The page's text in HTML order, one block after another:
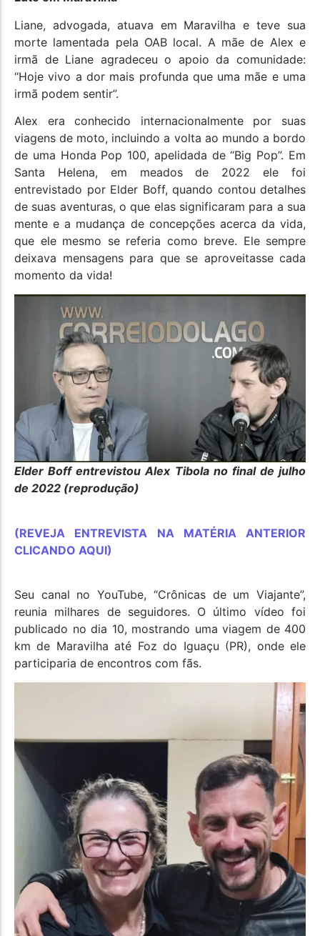
Liane, advogada, atuava em Maravilha e teve sua
morte lamentada pela OAB local. A mãe de Alex e
irmã de Liane agradeceu o apoio da comunidade:
“Hoje vivo a dor mais profunda que uma mãe e uma
irmã podem sentir”.
Alex era conhecido internacionalmente por suas
viagens de moto, incluindo a volta ao mundo a bordo
de uma Honda Pop 100, apelidada de “Big Pop”. Em
Santa Helena, em meados de 2022 ele foi
entrevistado por Elder Boff, quando contou detalhes
de suas aventuras, o que elas significaram para a sua
mente e a mudança de concepções acerca da vida,
que ele mesmo se referia como breve. Ele sempre
deixava mensagens para que se aproveitasse cada
momento da vida!
Elder Boff entrevistou Alex Tibola no final de julho
de 2022 (reprodução)
(REVEJA ENTREVISTA NA MATÉRIA ANTERIOR
CLICANDO AQUI)
Seu canal no YouTube, “Crônicas de um Viajante”,
reunia milhares de seguidores. O último vídeo foi
publicado no dia 10, mostrando uma viagem de 400
km de Maravilha até Foz do Iguaçu (PR), onde ele
participaria de encontros com fãs.